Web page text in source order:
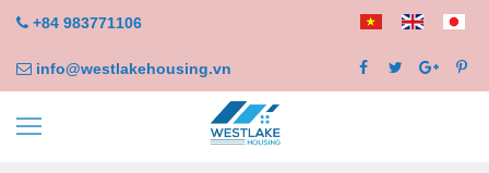
+84 983771106
info@westlakehousing.vn